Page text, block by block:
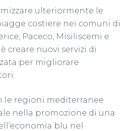
ulteriormente le
costiere nei comuni di
Paceco, Misiliscemi e
creare nuovi servizi di
per migliorare
le regioni mediterranee
nella promozione di una
blu nel